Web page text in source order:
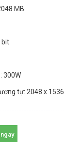
MB
bit
300W
tự: 2048 x 1536